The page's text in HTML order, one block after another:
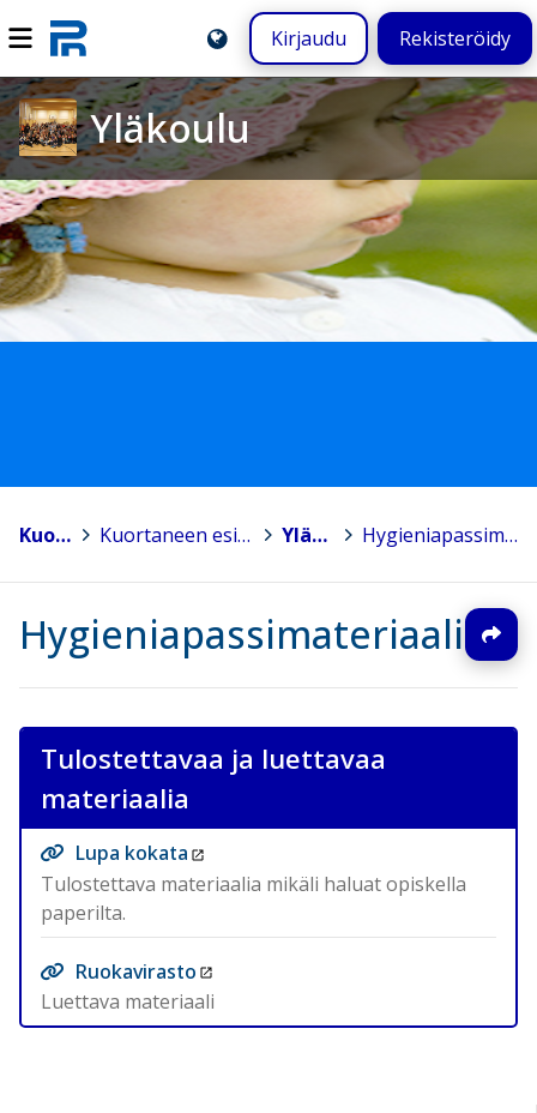
Kirjaudu Rekisteröidy
Yläkoulu
Kuortane Kuortaneen esi- ja perusopetus Yläkoulu Hygieniapassimateriaali
Hygieniapassimateriaali
Tulostettavaa ja luettavaa
materiaalia
Lupa kokata
Tulostettava materiaalia mikäli haluat opiskella
paperilta.
Ruokavirasto
Luettava materiaali